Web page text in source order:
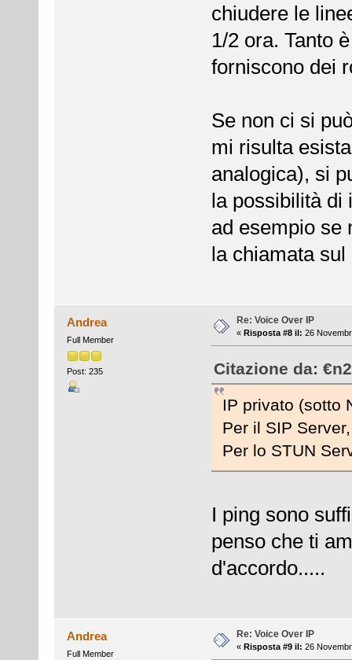
chiudere le
1/2 ora. Tanto
forniscono dei
Se non ci si
mi risulta
analogica), si
la possibilità di
ad esempio se
la chiamata
Andrea
Full Member
Post: 235
Re: Voice Over IP
« Risposta #8 il: 26
Citazione da:
IP privato (sotto
Per il SIP
Per lo STUN
I ping sono
penso che ti
d'accordo.....
Andrea
Full Member
Re: Voice Over IP
« Risposta #9 il: 26